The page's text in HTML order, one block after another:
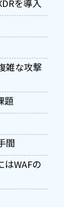
を導入
雑な攻撃
題
間
はWAFの